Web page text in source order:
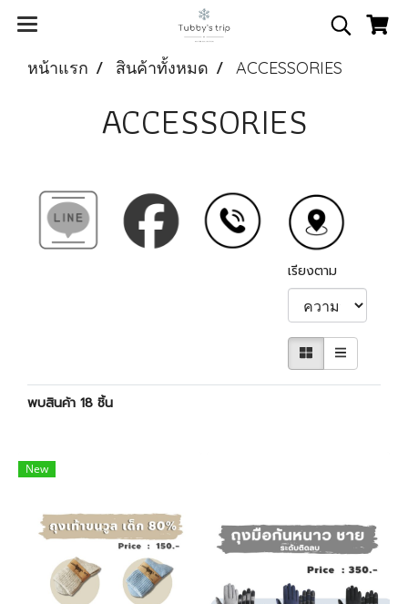
หน้าแรก สินค้าทั้งหมด ACCESSORIES
ACCESSORIES
เรียงตาม
พบสินค้า 18 ชิ้น
New